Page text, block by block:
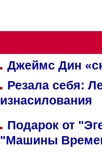
Джеймс Дин
Резала себя:
изнасилования
Подарок от
"Машины